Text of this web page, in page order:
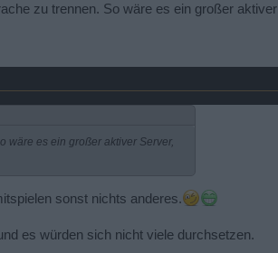
zu trennen. So wäre es ein großer aktiver
wäre es ein großer aktiver Server,
sonst nichts anderes.
es würden sich nicht viele durchsetzen.